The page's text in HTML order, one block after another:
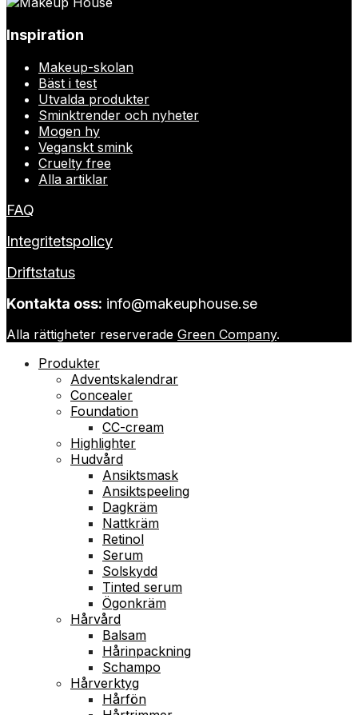
var:
488 kr.
Inspiration
Makeup-skolan
Bäst i test
Utvalda produkter
Sminktrender och nyheter
Mogen hy
Veganskt smink
Cruelty free
Alla artiklar
FAQ
Integritetspolicy
Driftstatus
Kontakta oss: info@makeuphouse.se
Alla rättigheter reserverade Green Company.
Produkter
Adventskalendrar
Concealer
Foundation
CC-cream
Highlighter
Hudvård
Ansiktsmask
Ansiktspeeling
Dagkräm
Nattkräm
Retinol
Serum
Solskydd
Tinted serum
Ögonkräm
Hårvård
Balsam
Hårinpackning
Schampo
Hårverktyg
Hårfön